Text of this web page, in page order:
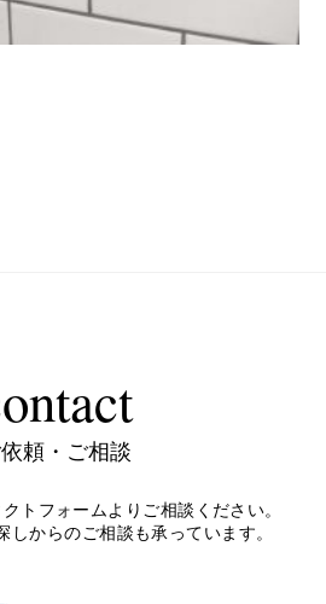
頼・ご相談
トフォームよりご相談ください。
しからのご相談も承っています。